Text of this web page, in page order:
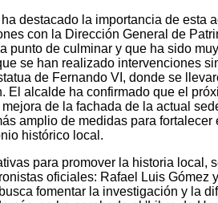
destacado la importancia de esta
con la Dirección General de
punto de culminar y que ha sido
se han realizado intervenciones
de Fernando VI, donde se
El alcalde ha confirmado que el
de la fachada de la actual
amplio de medidas para fortalecer
histórico local.
para promover la historia local,
oficiales: Rafael Luis Gómez
fomentar la investigación y la